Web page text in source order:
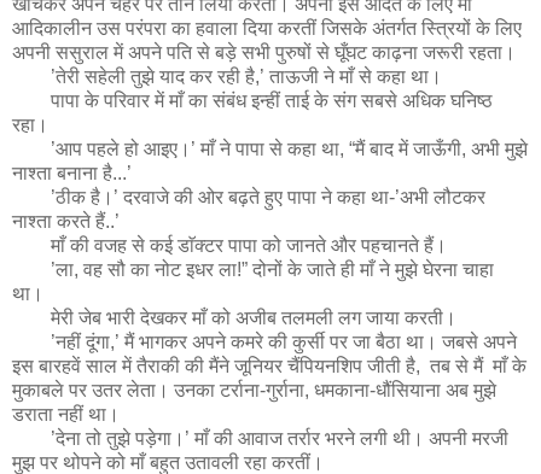
आदिकालीन उस परंपरा का हवाला दिया करतीं जिसके अंतर्गत स्त्रियों के लिए
अपनी ससुराल में अपने पति से बड़े सभी पुरुषों से घूँघट काढ़ना जरूरी रहता।
’तेरी सहेली तुझे याद कर रही है,’ ताऊजी ने माँ से कहा था।
पापा के परिवार में माँ का संबंध इन्हीं ताई के संग सबसे अधिक घनिष्ठ
रहा।
’आप पहले हो आइए।’ माँ ने पापा से कहा था, “मैं बाद में जाऊँगी, अभी मुझे
नाश्ता बनाना है...’
’ठीक है।’ दरवाजे की ओर बढ़ते हुए पापा ने कहा था-’अभी लौटकर
नाश्ता करते हैं..’
माँ की वजह से कई डाॅक्टर पापा को जानते और पहचानते हैं।
’ला, वह सौ का नोट इधर ला!” दोनों के जाते ही माँ ने मुझे घेरना चाहा
था।
मेरी जेब भारी देखकर माँ को अजीब तलमली लग जाया करती।
’नहीं दूंगा,’ मैं भागकर अपने कमरे की कुर्सी पर जा बैठा था। जबसे अपने
इस बारहवें साल में तैराकी की मैंने जूनियर चैंपियनशिप जीती है, तब से मैं माँ के
मुकाबले पर उतर लेता। उनका टर्राना-गुर्राना, धमकाना-धौंसियाना अब मुझे
डराता नहीं था।
’देना तो तुझे पड़ेगा।’ माँ की आवाज तर्रार भरने लगी थी। अपनी मरजी
मुझ पर थोपने को माँ बहुत उतावली रहा करतीं।